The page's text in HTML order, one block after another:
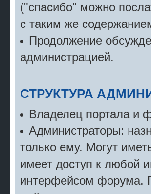
("спасибо" можно
с таким же
Продолжение
администрацией.
СТРУКТУРА
Владелец портала и
Администраторы:
только ему. Могут
имеет доступ к любой
интерфейсом форума.